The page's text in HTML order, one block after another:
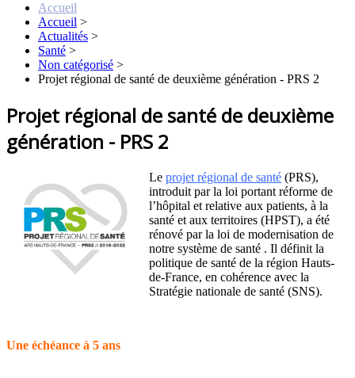
Accueil
Accueil >
Actualités >
Santé >
Non catégorisé >
Projet régional de santé de deuxième génération - PRS 2
Projet régional de santé de deuxième
génération - PRS 2
Le projet régional de santé (PRS),
introduit par la loi portant réforme de
l’hôpital et relative aux patients, à la
santé et aux territoires (HPST), a été
rénové par la loi de modernisation de
notre système de santé . Il définit la
politique de santé de la région Hauts-
de-France, en cohérence avec la
Stratégie nationale de santé (SNS).
Une échéance à 5 ans